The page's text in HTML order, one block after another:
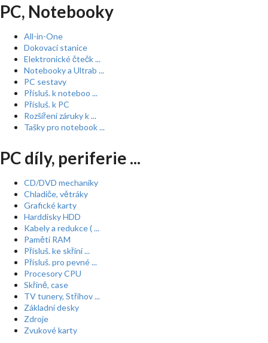
PC, Notebooky
All-in-One
Dokovací stanice
Elektronické čtečk ...
Notebooky a Ultrab ...
PC sestavy
Přísluš. k noteboo ...
Přísluš. k PC
Rozšíření záruky k ...
Tašky pro notebook ...
PC díly, periferie ...
CD/DVD mechaniky
Chladiče, větráky
Grafické karty
Harddisky HDD
Kabely a redukce ( ...
Paměti RAM
Přísluš. ke skříní ...
Přísluš. pro pevné ...
Procesory CPU
Skříně, case
TV tunery, Střihov ...
Základní desky
Zdroje
Zvukové karty